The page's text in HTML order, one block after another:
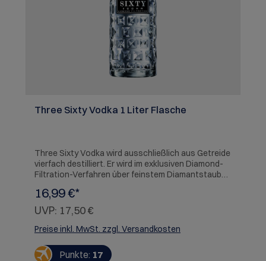
Three Sixty Vodka 1 Liter Flasche
Three Sixty Vodka wird ausschließlich aus Getreide
vierfach destilliert. Er wird im exklusiven Diamond-
Filtration-Verfahren über feinstem Diamantstaub
weichen Geschmack, seiner extremen Reinheit und
Milde.
16,99 €*
UVP: 17,50 €
Preise inkl. MwSt. zzgl. Versandkosten
Punkte: 17